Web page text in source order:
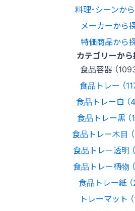
料理･シーンか
メーカーから
特価商品から
カテゴリーか
食品容器 （
食品トレー （
食品トレー白 （
食品トレー黒 （
食品トレー木目
食品トレー透明 （
食品トレー柄物 （
食品トレー紙 （
トレーマット （